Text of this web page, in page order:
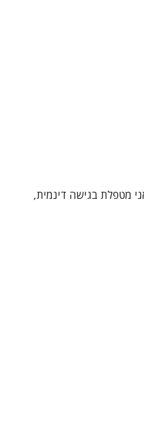
מטפלת בגישה דינמית,